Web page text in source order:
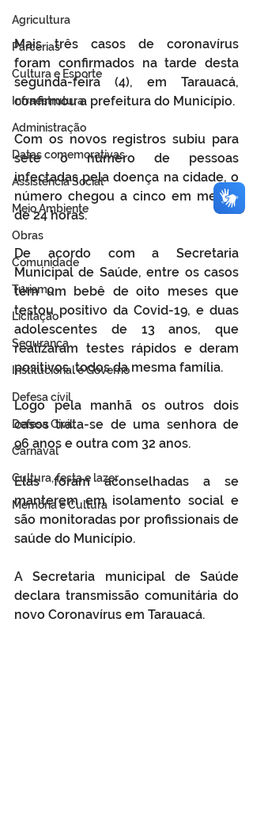
Agricultura
Parcerias
Cultura e Esporte
Infraestrutura
Administração
Datas comemorativas
Assistência Social
Meio Ambiente
Obras
Comunidade
Turismo
Licitação
Segurança
Institucional e Governo
Defesa cívil
Defesa Civil
Carnaval
Cultura, festa e lazer
Memória e Cultura
Mais três casos de coronavírus
foram confirmados na tarde desta
segunda-feira (4), em Tarauacá,
confirmou a prefeitura do Município.
Com os novos registros subiu para
sete o número de pessoas
infectadas pela doença na cidade, o
número chegou a cinco em menos
de 24 horas.
De acordo com a Secretaria
Municipal de Saúde, entre os casos
têm um bebê de oito meses que
testou positivo da Covid-19, e duas
adolescentes de 13 anos, que
realizaram testes rápidos e deram
positivos, todos da mesma família.
Logo pela manhã os outros dois
casos trata-se de uma senhora de
96 anos e outra com 32 anos.
Elas foram aconselhadas a se
manterem em isolamento social e
são monitoradas por profissionais de
saúde do Município.
A Secretaria municipal de Saúde
declara transmissão comunitária do
novo Coronavírus em Tarauacá.